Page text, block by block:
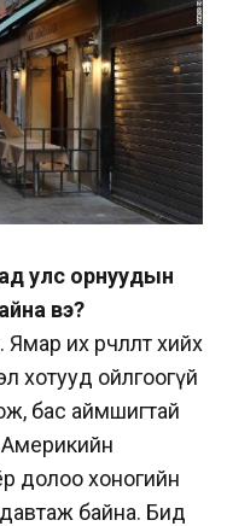
улс орнуудын
вэ?
их өөрчлөлт хийх
хотууд ойлгоогүй
бас аймшигтай
долоо хоногийн
давтаж байна. Бид